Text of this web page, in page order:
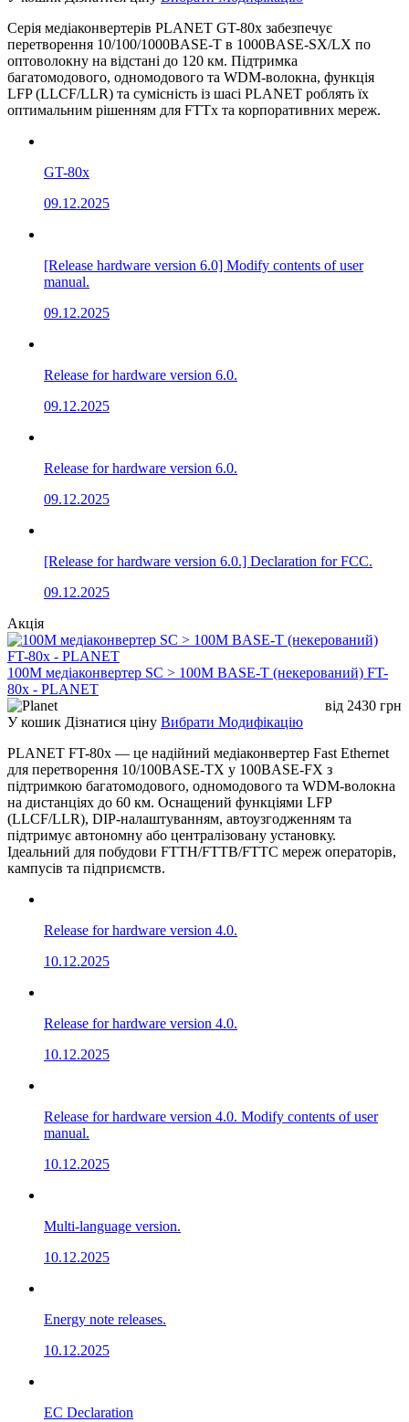
Побудова оптоволоконних Ethernet-мереж
Підключення віддалених об’єктів та будівель
Мережі операторів зв’язку та дата-центрів
IP-відеоспостереження та системи безпеки
Промислові та транспортні мережі
FTTx та корпоративні мережі
SFP медіаконвертер
мереж із сучасною оптоволоконною інфраструктурою.
адаптується під різні типи мереж, швидкості та дальності
Серія медіаконвертерів PLANET GT-80x забезпечує
перетворення 10/100/1000BASE-T в 1000BASE-SX/LX по
оптоволокну на відстані до 120 км. Підтримка
багатомодового, одномодового та WDM-волокна, функція
LFP (LLCF/LLR) та сумісність із шасі PLANET роблять їх
оптимальним рішенням для FTTx та корпоративних мереж.
GT-80x
09.12.2025
[Release hardware version 6.0] Modify contents of user
manual.
09.12.2025
Release for hardware version 6.0.
09.12.2025
Release for hardware version 6.0.
09.12.2025
[Release for hardware version 6.0.] Declaration for FCC.
09.12.2025
Акція
100M медіаконвертер SC > 100M BASE-T (некерований) FT-
80x - PLANET
від 2430 грн
У кошик Дізнатися ціну Вибрати Модифікацію
PLANET FT-80x — це надійний медіаконвертер Fast Ethernet
для перетворення 10/100BASE-TX у 100BASE-FX з
підтримкою багатомодового, одномодового та WDM-волокна
на дистанціях до 60 км. Оснащений функціями LFP
(LLCF/LLR), DIP-налаштуванням, автоузгодженням та
підтримує автономну або централізовану установку.
Ідеальний для побудови FTTH/FTTB/FTTC мереж операторів,
кампусів та підприємств.
Release for hardware version 4.0.
10.12.2025
Release for hardware version 4.0.
10.12.2025
Release for hardware version 4.0. Modify contents of user
manual.
10.12.2025
Multi-language version.
10.12.2025
Energy note releases.
10.12.2025
EC Declaration